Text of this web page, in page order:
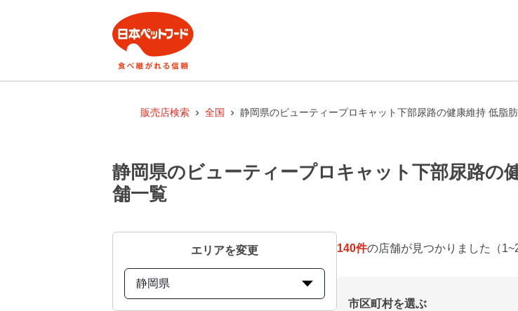
販売店検索 全国 静岡県のビューティープロキャット下部尿路の健康維持 低脂
静岡県のビューティープロキャット下部尿路の
舗一覧
エリアを変更
静岡県
140件の店舗が見つかりました （
市区町村を選ぶ